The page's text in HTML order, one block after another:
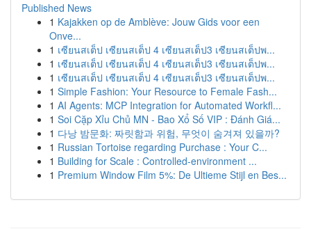
Published News
1 Kajakken op de Amblève: Jouw Gids voor een
Onve...
1 เซียนสเต็ป เซียนสเต็ป 4 เซียนสเต็ป3 เซียนสเต็ปพ...
1 เซียนสเต็ป เซียนสเต็ป 4 เซียนสเต็ป3 เซียนสเต็ปพ...
1 เซียนสเต็ป เซียนสเต็ป 4 เซียนสเต็ป3 เซียนสเต็ปพ...
1 Simple Fashion: Your Resource to Female Fash...
1 AI Agents: MCP Integration for Automated Workfl...
1 Soi Cặp Xỉu Chủ MN - Bao Xổ Số VIP : Đánh Giá...
1 다낭 밤문화: 짜릿함과 위험, 무엇이 숨겨져 있을까?
1 Russian Tortoise regarding Purchase : Your C...
1 Building for Scale : Controlled-environment ...
1 Premium Window Film 5%: De Ultieme Stijl en Bes...